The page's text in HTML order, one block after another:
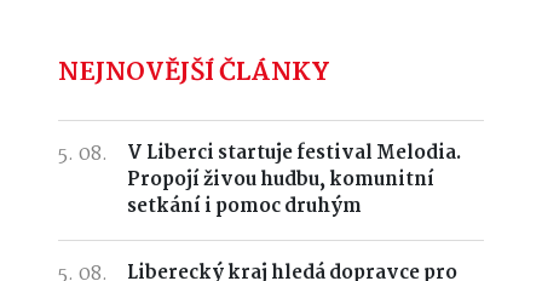
NEJNOVĚJŠÍ ČLÁNKY
5. 08.
V Liberci startuje festival Melodia.
Propojí živou hudbu, komunitní
setkání i pomoc druhým
Liberecký kraj hledá dopravce pro